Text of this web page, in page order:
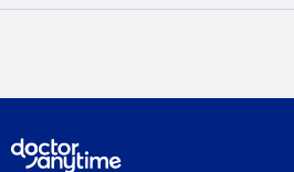
εξειδίκευση στην Ομαδική Αναλυτική
υποστηρικτικό περιβάλλον για κάθε